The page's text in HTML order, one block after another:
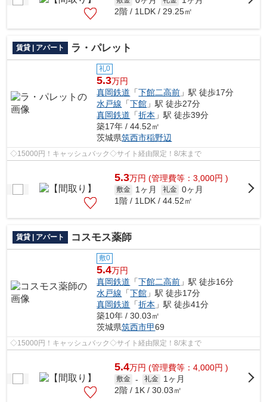
2階 / 1LDK / 29.25㎡
賃貸 | アパート ラ・パレット
礼0
5.3万円
真岡鉄道 「下館二高前 」駅 徒歩17分
水戸線 「下館 」駅 徒歩27分
真岡鉄道 「折本 」駅 徒歩39分
築17年 / 44.52㎡
茨城県筑西市稲野辺
◇15000円！キャッシュバック◇サイト経由限定！8/末まで
5.3万円 (管理費等：3,000円 )
敷金 1ヶ月 礼金 0ヶ月
1階 / 1LDK / 44.52㎡
賃貸 | アパート コスモス薬師
敷0
5.4万円
真岡鉄道 「下館二高前 」駅 徒歩16分
水戸線 「下館 」駅 徒歩17分
真岡鉄道 「折本 」駅 徒歩41分
築10年 / 30.03㎡
茨城県筑西市甲69
◇15000円！キャッシュバック◇サイト経由限定！8/末まで
5.4万円 (管理費等：4,000円 )
敷金 - 礼金
1ヶ月
2階 / 1K / 30.03㎡